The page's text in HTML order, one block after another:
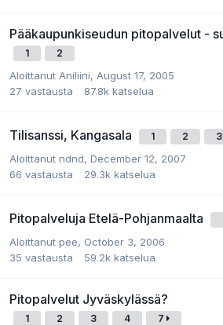
Pääkaupunkiseudun pitopalvelut -
1 2
Aloittanut Aniliini, August 17, 2005
27 vastausta 87.8k katselua
Tilisanssi, Kangasala 1 2 3
Aloittanut ndnd, December 12, 2007
66 vastausta 29.3k katselua
Pitopalveluja Etelä-Pohjanmaalta
Aloittanut pee, October 3, 2006
35 vastausta 59.2k katselua
Pitopalvelut Jyväskylässä?
1 2 3 4 7